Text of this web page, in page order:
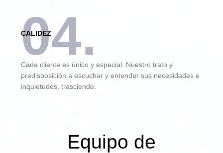
04.
CALIDEZ
Cada cliente es único y especial. Nuestro trato y
predisposición a escuchar y entender sus necesidades e
inquietudes, trasciende.
Equipo de